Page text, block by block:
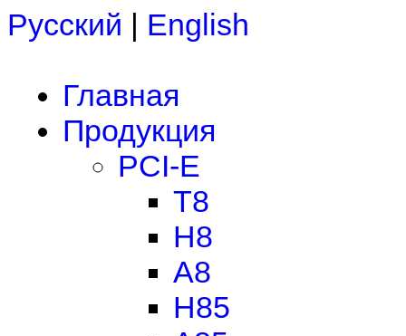
Русский | English
Главная
Продукция
PCI-E
T8
H8
A8
H85